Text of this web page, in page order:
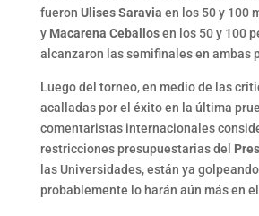
fueron Ulises Saravia en los 50 y 100
y Macarena Ceballosen los 50 y 100
alcanzaron las semifinales en ambas
Luego del torneo, en medio de las
acalladas por el éxito en la última
comentaristas internacionales
restricciones presupuestarias del
las Universidades, están ya
probablemente lo harán aún más en